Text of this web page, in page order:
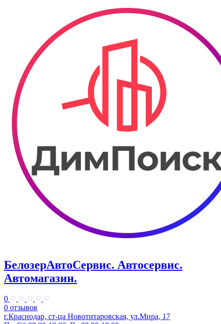
БелозерАвтоСервис. Автосервис.
Автомагазин.
0
0 отзывов
г.Краснодар, ст-ца Новотитаровская, ул.Мира, 17